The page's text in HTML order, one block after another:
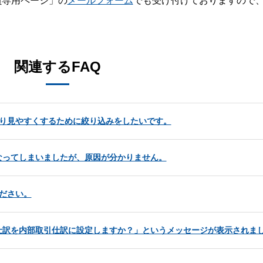
関連するFAQ
やすくするために絞り込みをしたいです。
てしまいましたが、原因が分かりません。
さい。
を内部取引仕訳に設定しますか？」というメッセージが表示されまし